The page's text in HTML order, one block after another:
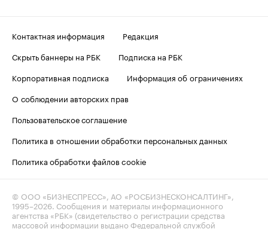
Контактная информация
Редакция
Скрыть баннеры на РБК
Подписка на РБК
Корпоративная подписка
Информация об ограничениях
О соблюдении авторских прав
Пользовательское соглашение
Политика в отношении обработки персональных данных
Политика обработки файлов cookie
© ООО «БИЗНЕСПРЕСС», АО «РОСБИЗНЕСКОНСАЛТИНГ»,
1995–2026 . Сообщения и материалы информационного
агентства «РБК» (свидетельство о регистрации средства
массовой информации выдано Федеральной службой